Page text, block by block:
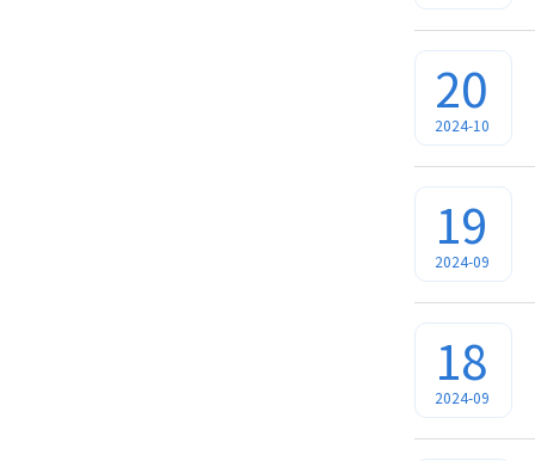
20
2024-10
19
2024-09
18
2024-09